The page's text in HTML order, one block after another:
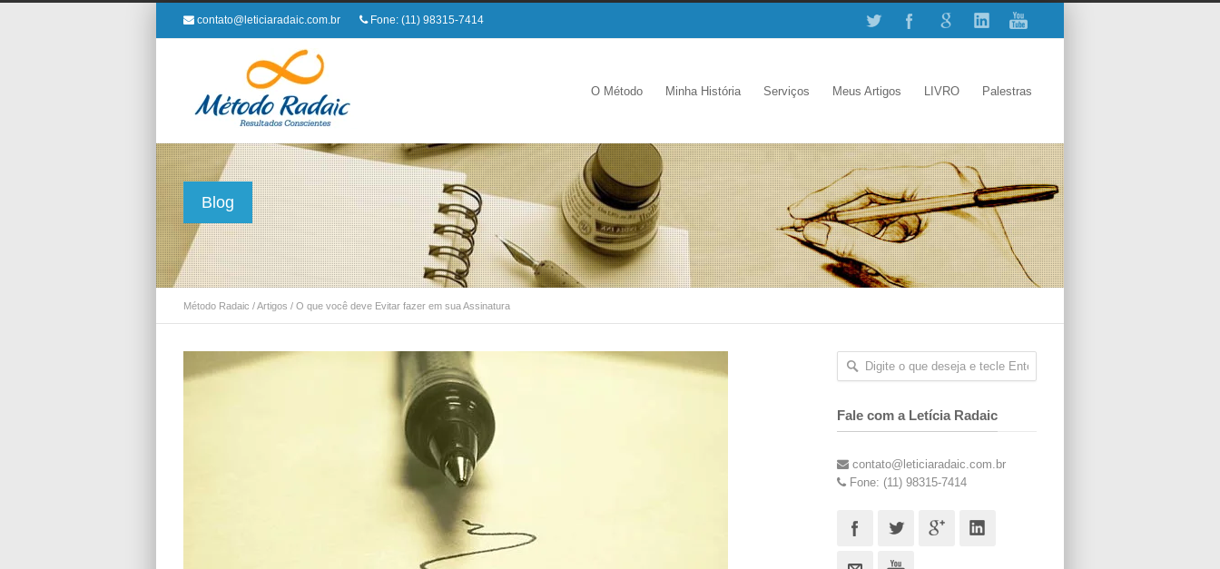
contato@leticiaradaic.com.br Fone: (11) 98315-7414
O Método Minha História Serviços Meus Artigos LIVRO Palestras
Blog
Método Radaic /Artigos / O que você deve Evitar fazer em sua Assinatura
Fale com a Letícia Radaic
contato@leticiaradaic.com.br
Fone: (11) 98315-7414